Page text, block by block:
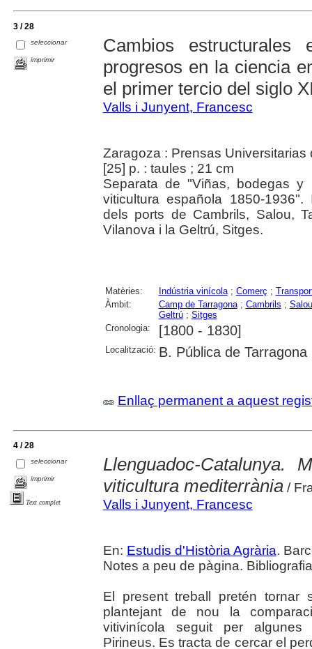
3 / 28
seleccionar
imprimir
Cambios
progresos en la ciencia
el primer tercio del siglo
Valls i Junyent, Francesc
Zaragoza : Prensas Universitarias
[25] p. : taules ; 21 cm
Separata de "Viñas, bodegas
viticultura española 1850-
dels ports de Cambrils, Salou,
Vilanova i la Geltrú, Sitges.
Matèries: Indústria vinícola; Comerç ;
Àmbit:
Camp de Tarragona; Cambrils ; Salou
Geltrú; Sitges
Cronologia:
[1800 - 1830]
Localització: B. Pública de Tarragona
Enllaç permanent a aquest
4 / 28
seleccionar
imprimir
Text complet
Llenguadoc-Catalunya.
viticultura mediterrània/
Valls i Junyent, Francesc
En: Estudis d'Història Agrària.
Notes a peu de pàgina.
El present treball pretén tornar
plantejant de nou la
vitivinícola seguit per algunes
Pirineus. Es tracta de cercar el